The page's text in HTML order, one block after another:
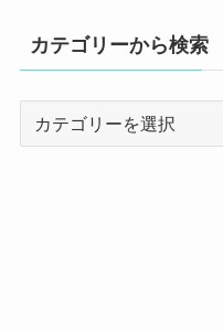
カテゴリーから検索